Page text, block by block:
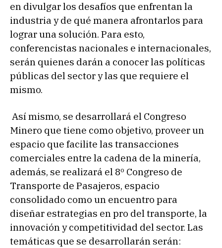
en divulgar los desafíos que enfrentan la
industria y de qué manera afrontarlos para
lograr una solución. Para esto,
conferencistas nacionales e internacionales,
serán quienes darán a conocer las políticas
públicas del sector y las que requiere el
mismo.
Así mismo, se desarrollará el Congreso
Minero que tiene como objetivo, proveer un
espacio que facilite las transacciones
comerciales entre la cadena de la minería,
además, se realizará el 8º Congreso de
Transporte de Pasajeros, espacio
consolidado como un encuentro para
diseñar estrategias en pro del transporte, la
innovación y competitividad del sector. Las
temáticas que se desarrollarán serán: